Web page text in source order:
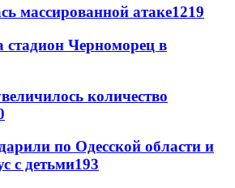
массированной атаке1219
стадион Черноморец в
количество
по Одесской области и
с детьми193